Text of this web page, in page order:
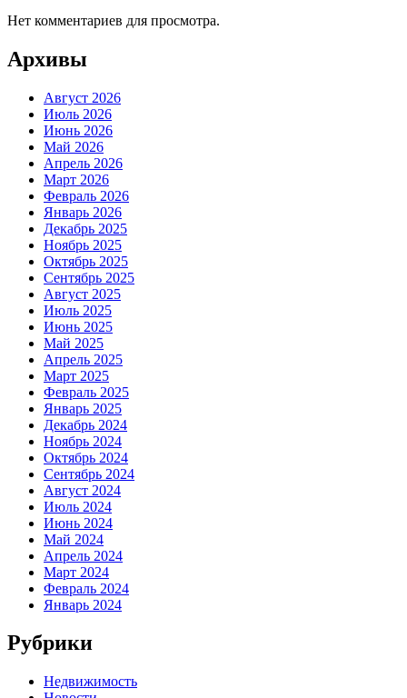
Нет комментариев для просмотра.
Архивы
Август 2026
Июль 2026
Июнь 2026
Май 2026
Апрель 2026
Март 2026
Февраль 2026
Январь 2026
Декабрь 2025
Ноябрь 2025
Октябрь 2025
Сентябрь 2025
Август 2025
Июль 2025
Июнь 2025
Май 2025
Апрель 2025
Март 2025
Февраль 2025
Январь 2025
Декабрь 2024
Ноябрь 2024
Октябрь 2024
Сентябрь 2024
Август 2024
Июль 2024
Июнь 2024
Май 2024
Апрель 2024
Март 2024
Февраль 2024
Январь 2024
Рубрики
Недвижимость